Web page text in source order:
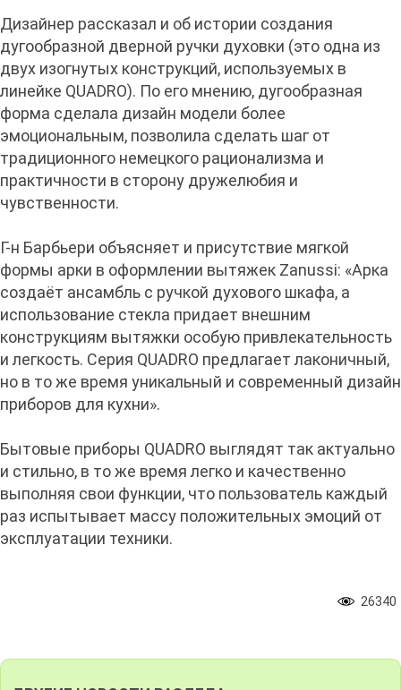
Дизайнер рассказал и об истории создания
дугообразной дверной ручки духовки (это одна из
двух изогнутых конструкций, используемых в
линейке QUADRO). По его мнению, дугообразная
форма сделала дизайн модели более
эмоциональным, позволила сделать шаг от
традиционного немецкого рационализма и
практичности в сторону дружелюбия и
чувственности.
Г-н Барбьери объясняет и присутствие мягкой
формы арки в оформлении вытяжек Zanussi: «Арка
создаёт ансамбль с ручкой духового шкафа, а
использование стекла придает внешним
конструкциям вытяжки особую привлекательность
и легкость. Серия QUADRO предлагает лаконичный,
но в то же время уникальный и современный дизайн
приборов для кухни».
Бытовые приборы QUADRO выглядят так актуально
и стильно, в то же время легко и качественно
выполняя свои функции, что пользователь каждый
раз испытывает массу положительных эмоций от
эксплуатации техники.
26340